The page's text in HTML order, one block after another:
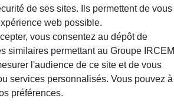
de ses sites. Ils permettent de vous
web possible.
vous consentez au dépôt de
similaires permettant au Groupe IRCEM
l'audience de ce site et de vous
services personnalisés. Vous pouvez à
préférences.